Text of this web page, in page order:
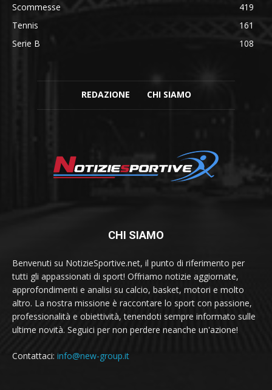
Scommesse
419
Tennis
161
Serie B
108
REDAZIONE CHI SIAMO
CHI SIAMO
Benvenuti su NotizieSportive.net, il punto di riferimento per
tutti gli appassionati di sport! Offriamo notizie aggiornate,
approfondimenti e analisi su calcio, basket, motori e molto
altro. La nostra missione è raccontare lo sport con passione,
professionalità e obiettività, tenendoti sempre informato sulle
ultime novità. Seguici per non perdere neanche un'azione!
Contattaci: info@new-group.it